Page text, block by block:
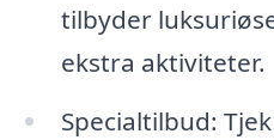
tilbyder
ekstra aktiviteter.
Specialtilbud: